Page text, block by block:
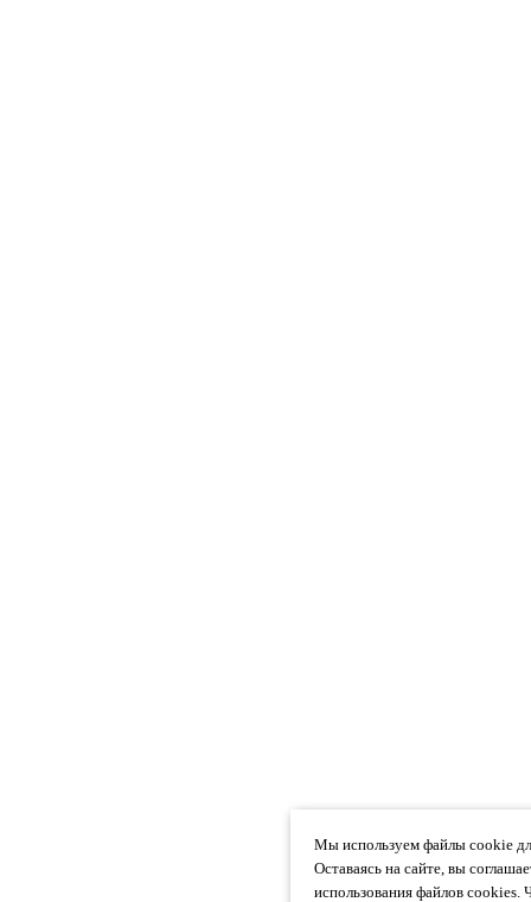
Мы используем файлы cookie
Оставаясь на сайте, вы
использования файлов cookies.